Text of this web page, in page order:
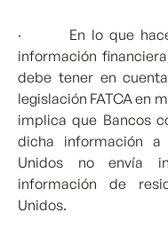
· En lo que hace
información
debe tener en
legislación FATCA en
implica que Bancos
dicha información a
Unidos no envía
información de
Unidos.